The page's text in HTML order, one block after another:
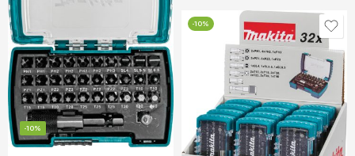
-10%
-10%